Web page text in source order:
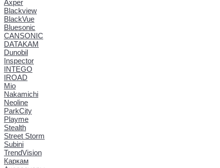
Axper
Blackview
BlackVue
Bluesonic
CANSONIC
DATAKAM
Dunobil
Inspector
INTEGO
IROAD
Mio
Nakamichi
Neoline
ParkCity
Playme
Stealth
Street Storm
Subini
TrendVision
Каркам